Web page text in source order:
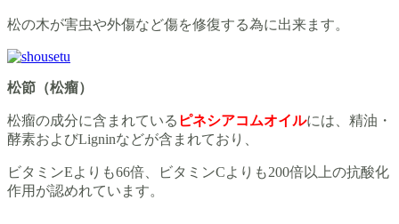
松の木が害虫や外傷など傷を修復する為に出来ます。
松節（松瘤）
松瘤の成分に含まれている ピネシアコムオイルには、精油・
酵素およびLigninなどが含まれており、
ビタミンEよりも66倍、ビタミンCよりも200倍以上の抗酸化
作用が認めれています。